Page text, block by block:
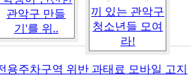
관악구 만들
기'를 위..
끼 있는 관악구
청소년들 모여
라!
주차구역 위반 과태료 모바일 고지